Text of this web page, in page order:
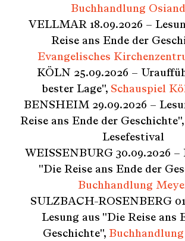
Buchhandlung
VELLMAR 18.09.2026 –
Reise ans Ende der
Evangelisches
KÖLN 25.09.2026 –
bester Lage", Schauspiel
BENSHEIM 29.09.2026 –
Reise ans Ende der
Lesefestival
WEISSENBURG 30.09.2026 –
"Die Reise ans Ende der
Buchhandlung
SULZBACH-ROSENBERG
Lesung aus "Die Reise ans
Geschichte",
c
o
r